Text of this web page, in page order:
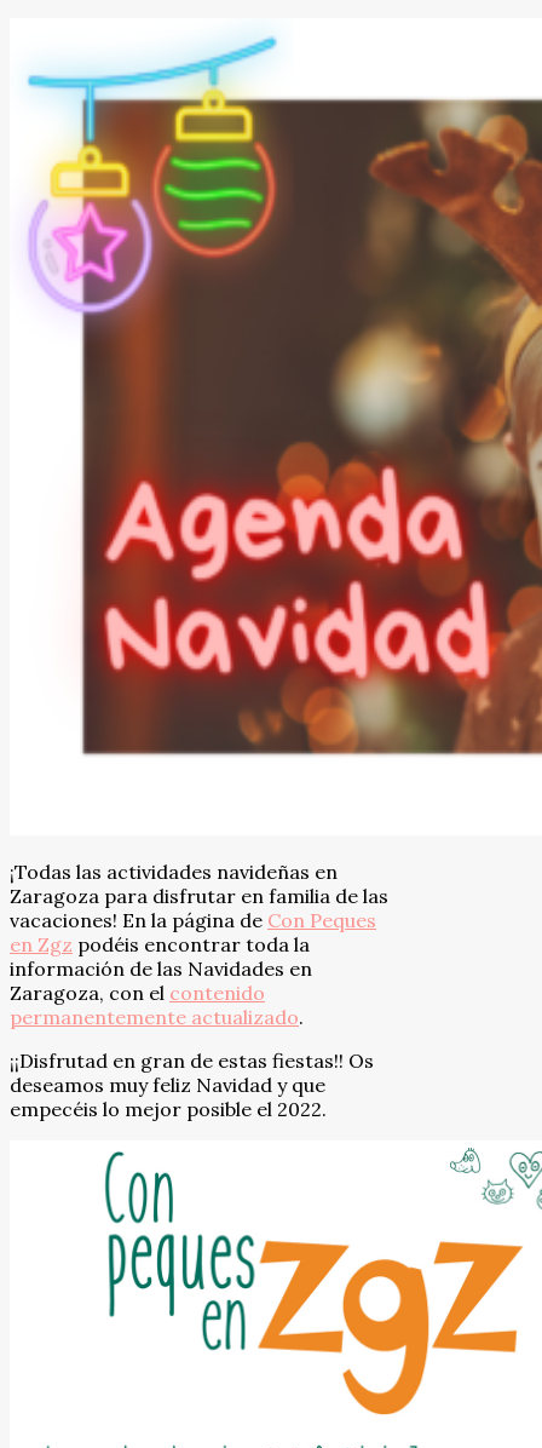
¡Todas las actividades navideñas en
Zaragoza para disfrutar en familia de las
vacaciones! En la página de Con Peques
en Zgz podéis encontrar toda la
información de las Navidades en
Zaragoza, con el contenido
permanentemente actualizado.
¡¡Disfrutad en gran de estas fiestas!! Os
deseamos muy feliz Navidad y que
empecéis lo mejor posible el 2022.